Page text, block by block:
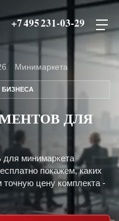
+7 495 231-03-29
Минимаркета
БИЗНЕСА
ДЛЯ
для минимаркета
покажем, каких
точную цену комплекта -